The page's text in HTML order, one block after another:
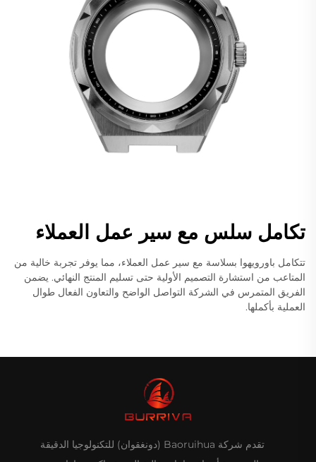
تكامل سلس مع سير عمل العملاء
تتكامل باورويهوا بسلاسة مع سير عمل العملاء، مما يوفر تجربة خالية من
المتاعب من استشارة التصميم الأولية حتى تسليم المنتج النهائي. يضمن
الفريق المتمرس في الشركة التواصل الواضح والتعاون الفعال طوال
العملية بأكملها.
تقدم شركة Baoruihua (دونغقوان) للتكنولوجيا الدقيقة